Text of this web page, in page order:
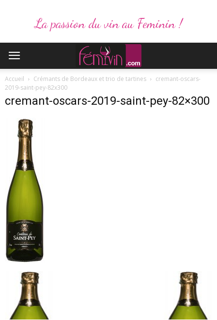
La passion du vin au Feminin !
Accueil Crémants de Bordeaux et trio de tartines
cremant-oscars-
2019-saint-pey-82x300
cremant-oscars-2019-saint-pey-82×300